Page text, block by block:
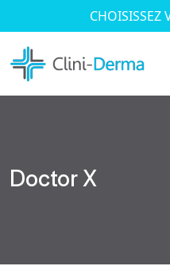
CHOISISSEZ
Doctor X